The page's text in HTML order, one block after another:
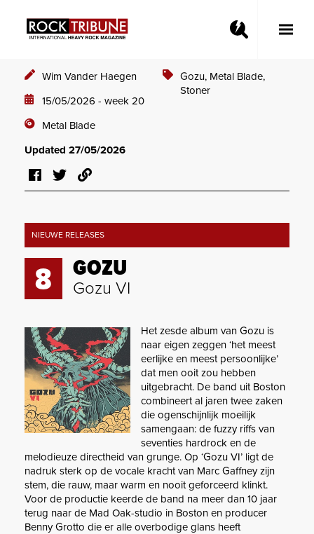
Toggle
Wim Vander Haegen
15/05/2026 - week 20
Metal Blade
Gozu, Metal Blade,
Stoner
Updated 27/05/2026
NIEUWE RELEASES
8 GOZU
Gozu VI
Het zesde album van Gozu is
naar eigen zeggen ‘het meest
eerlijke en meest persoonlijke’
dat men ooit zou hebben
uitgebracht. De band uit Boston
combineert al jaren twee zaken
die ogenschijnlijk moeilijk
samengaan: de fuzzy riffs van
seventies hardrock en de
melodieuze directheid van grunge. Op ‘Gozu VI’ ligt de
nadruk sterk op de vocale kracht van Marc Gaffney zijn
stem, die rauw, maar warm en nooit geforceerd klinkt.
Voor de productie keerde de band na meer dan 10 jaar
terug naar de Mad Oak-studio in Boston en producer
Benny Grotto die er alle overbodige glans heeft